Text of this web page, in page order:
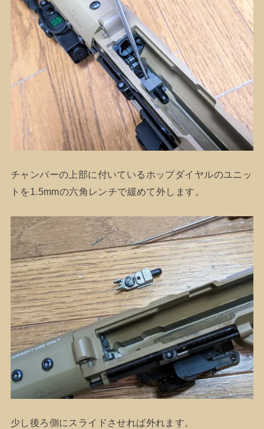
チャンバーの上部に付いているホップダイヤルのユニッ
トを1.5mmの六角レンチで緩めて外します。
少し後ろ側にスライドさせれば外れます。